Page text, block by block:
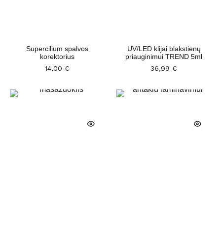
Supercilium spalvos
korektorius
14,00 €
UV/LED klijai blakstienų
priauginimui TREND 5ml
36,99 €